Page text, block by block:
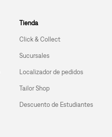
Tienda
Click & Collect
Sucursales
Localizador de pedidos
Tailor Shop
Descuento de Estudiantes